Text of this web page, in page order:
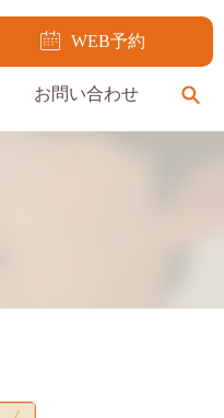
WEB予約
お問い合わせ